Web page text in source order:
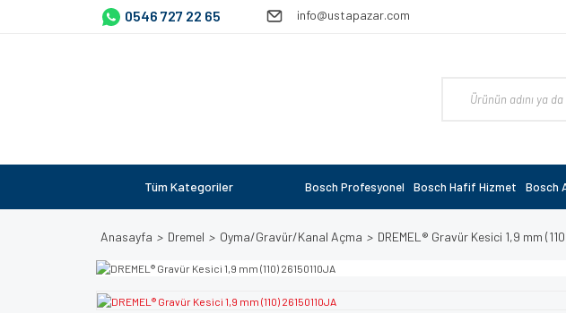
0546 727 22 65 info@ustapazar.com
Tüm Kategoriler Bosch Profesyonel Bosch Hafif Hizmet Bosch
Anasayfa Dremel Oyma/Gravür/Kanal Açma DREMEL® Gravür Kesici 1,9 mm